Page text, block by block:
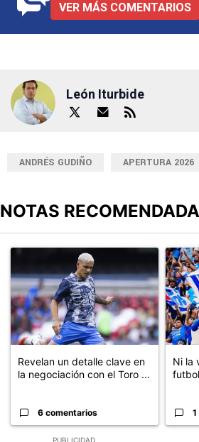
VER MÁS COMENTARIOS
León Iturbide
ANDRÉS GUDIÑO APERTURA 2026
NOTAS
PUBLICIDAD
Un artículo de tendencia con el título
Revelan un detalle clave en
la negociación con el Toro ...
6 comentarios
Un
Ni la